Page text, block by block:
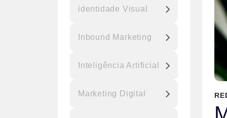
identidade Visual
Inbound Marketing
Inteligência Artificial
Marketing Digital